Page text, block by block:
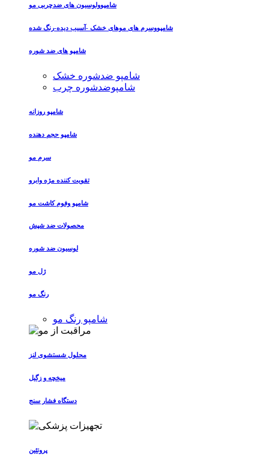
شامپوولوسیون های ضدچربی مو
شامپووسرم های موهای خشک -آسیب دیده-رنگ شده
شامپو های ضد شوره
شامپو ضدشوره خشک
شامپوضدشوره چرب
شامپو روزانه
شامپو حجم دهنده
سرم مو
تقویت کننده مژه وابرو
شامپو وفوم کاشت مو
محصولات ضد شپش
لوسیون ضد شوره
ژل مو
رنگ مو
شامپو رنگ مو
محلول شستشوی لنز
میخچه و زگیل
دستگاه فشار سنج
پروتئین